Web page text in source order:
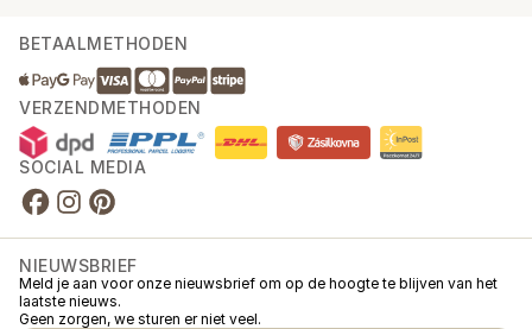
BETAALMETHODEN
VERZENDMETHODEN
SOCIAL MEDIA
NIEUWSBRIEF
Meld je aan voor onze nieuwsbrief om op de hoogte te blijven van het
laatste nieuws.
Geen zorgen, we sturen er niet veel.